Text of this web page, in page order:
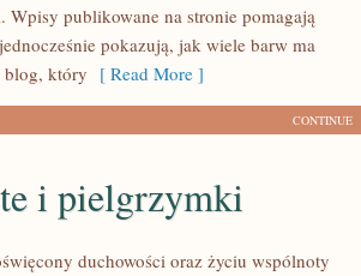
Wpisy publikowane na stronie pomagają
pokazują, jak wiele barw ma
blog, który [ Read More ]
CONTINUE
i pielgrzymki
duchowości oraz życiu wspólnoty